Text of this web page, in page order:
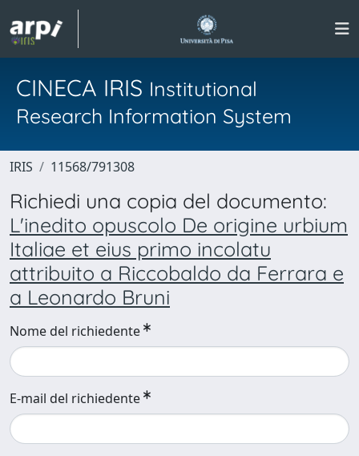
CINECA IRIS Institutional
Research Information System
IRIS 11568/791308
Richiedi una copia del documento:
L'inedito opuscolo De origine urbium
Italiae et eius primo incolatu
attribuito a Riccobaldo da Ferrara e
a Leonardo Bruni
Nome del richiedente
E-mail del richiedente